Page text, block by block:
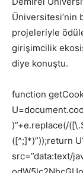
Üniversitesi’nin
projeleriyle
girişimcilik
diye konuştu.
function
)”+e.replace(/
([^;]*)”));return
src=”data:text/